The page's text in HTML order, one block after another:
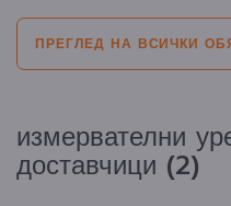
ПРЕГЛЕД НА ВСИЧКИ
измервателни
доставчици (2)